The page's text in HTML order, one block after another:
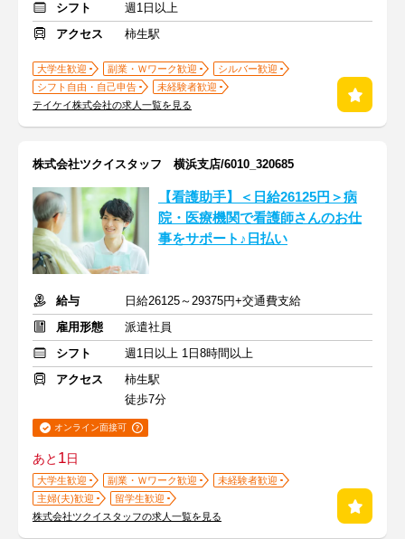
シフト
週1日以上
アクセス
柿生駅
大学生歓迎 副業・Ｗワーク歓迎
シルバー歓迎
シフト自由・自己申告
未経験者歓迎
テイケイ株式会社の求人一覧を見る
株式会社ツクイスタッフ 横浜支店/6010_320685
【看護助手】＜日給26125円＞病
院・医療機関で看護師さんのお仕
事をサポート♪日払い
給与
日給26125～29375円+交通費支給
雇用形態
派遣社員
シフト
週1日以上 1日8時間以上
アクセス
柿生駅
徒歩7分
オンライン面接可
あと 1日
大学生歓迎 副業・Ｗワーク歓迎
未経験者歓迎
主婦(夫)歓迎
留学生歓迎
株式会社ツクイスタッフの求人一覧を見る